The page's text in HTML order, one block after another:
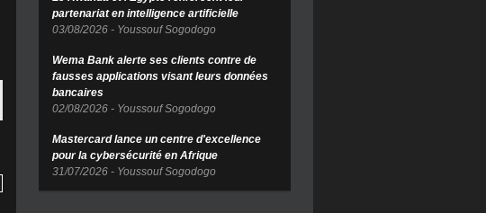
partenariat en intelligence artificielle
03/08/2026 - Youssouf Sogodogo
Wema Bank alerte ses clients contre de
fausses applications visant leurs données
bancaires
02/08/2026 - Youssouf Sogodogo
Mastercard lance un centre d'excellence
pour la cybersécurité en Afrique
31/07/2026 - Youssouf Sogodogo